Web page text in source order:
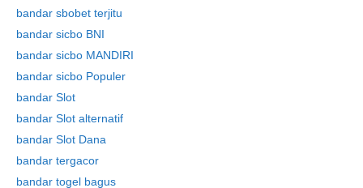
bandar sbobet terjitu
bandar sicbo BNI
bandar sicbo MANDIRI
bandar sicbo Populer
bandar Slot
bandar Slot alternatif
bandar Slot Dana
bandar tergacor
bandar togel bagus